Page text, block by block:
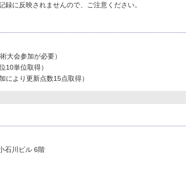
に反映されませんので、ご注意ください。
大会参加が必要）
10単位取得）
により更新点数15点取得）
石川ビル 6階